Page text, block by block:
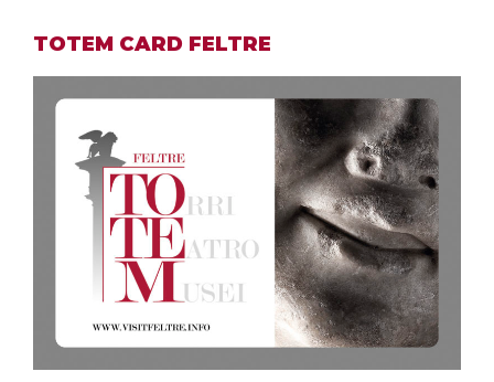
TOTEM CARD FELTRE